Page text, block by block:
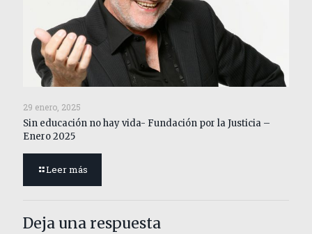
29 enero, 2025
Sin educación no hay vida- Fundación por la Justicia –
Enero 2025
Leer más
Deja una respuesta